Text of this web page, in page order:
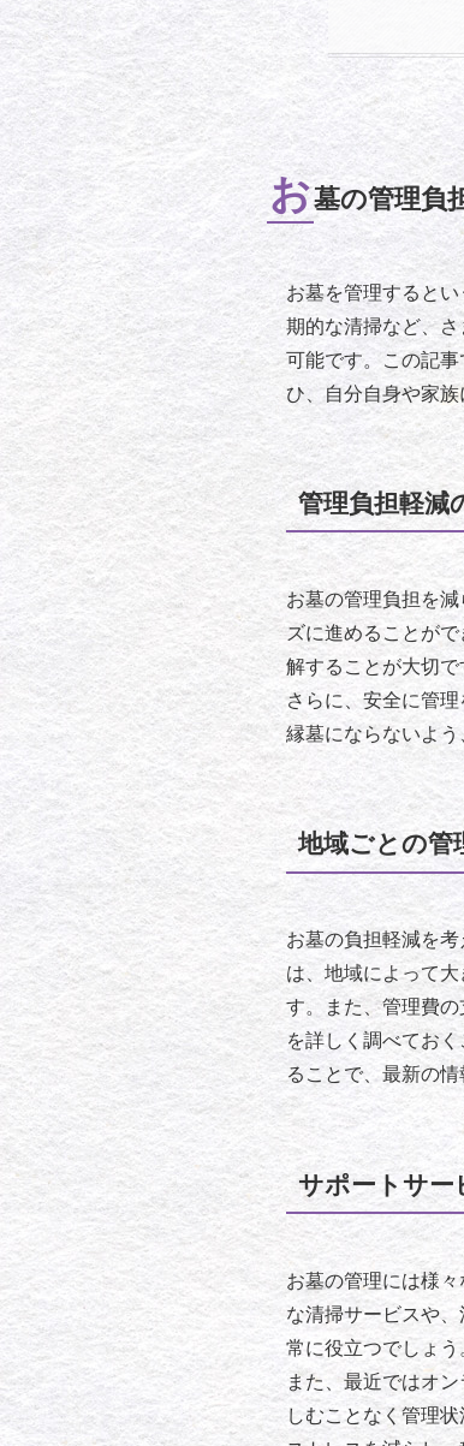
お墓の管理負
お墓を管理すると
期的な清掃など、
可能です。この記
ひ、自分自身や家族
管理負担軽減
お墓の管理負担を
ズに進めることが
解することが大切
さらに、安全に管
縁墓にならないよ
地域ごとの管
お墓の負担軽減を
は、地域によって
す。また、管理費
を詳しく調べてお
ることで、最新の
サポートサー
お墓の管理には様
な清掃サービスや
常に役立つでしょ
また、最近ではオ
しむことなく管理